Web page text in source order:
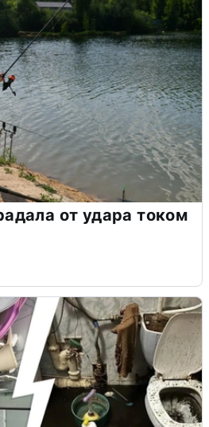
от удара током